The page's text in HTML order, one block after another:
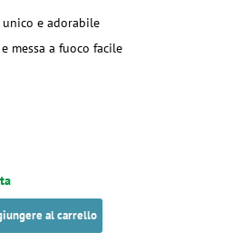
e adorabile
messa a fuoco facile
al carrello